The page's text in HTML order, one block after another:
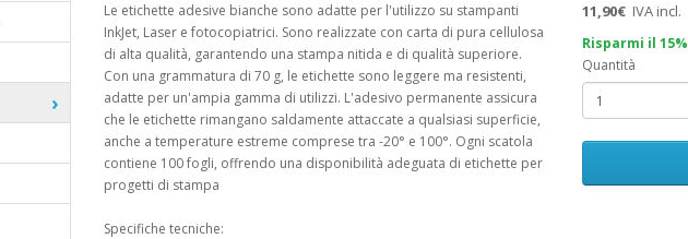
Le etichette adesive bianche sono adatte per l'utilizzo su stampanti
InkJet, Laser e fotocopiatrici. Sono realizzate con carta di pura cellulosa
di alta qualità, garantendo una stampa nitida e di qualità superiore.
Con una grammatura di 70 g, le etichette sono leggere ma resistenti,
adatte per un'ampia gamma di utilizzi. L'adesivo permanente assicura
che le etichette rimangano saldamente attaccate a qualsiasi superficie,
anche a temperature estreme comprese tra -20° e 100°. Ogni scatola
contiene 100 fogli, offrendo una disponibilità adeguata di etichette per
progetti di stampa
Specifiche tecniche:
11,90€ IVA incl.
Risparmi il 15%
Quantità